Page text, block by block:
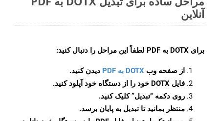
آنلاین
برای DOTX به PDF لطفاً این مراحل را دنبال کنید:
از صفحه وب DOTX به PDF
دیدن کنید.
فایل DOTX خود را از دستگاه خود آپلود کنید.
روی دکمه “تبدیل”کلیک کنید.
منتظر بمانید تا تبدیل به پایان برسد.